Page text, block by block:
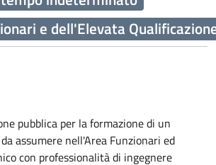
e dell'Elevata
pubblica per la formazione di un
assumere nell'Area Funzionari ed
con professionalità di ingegnere